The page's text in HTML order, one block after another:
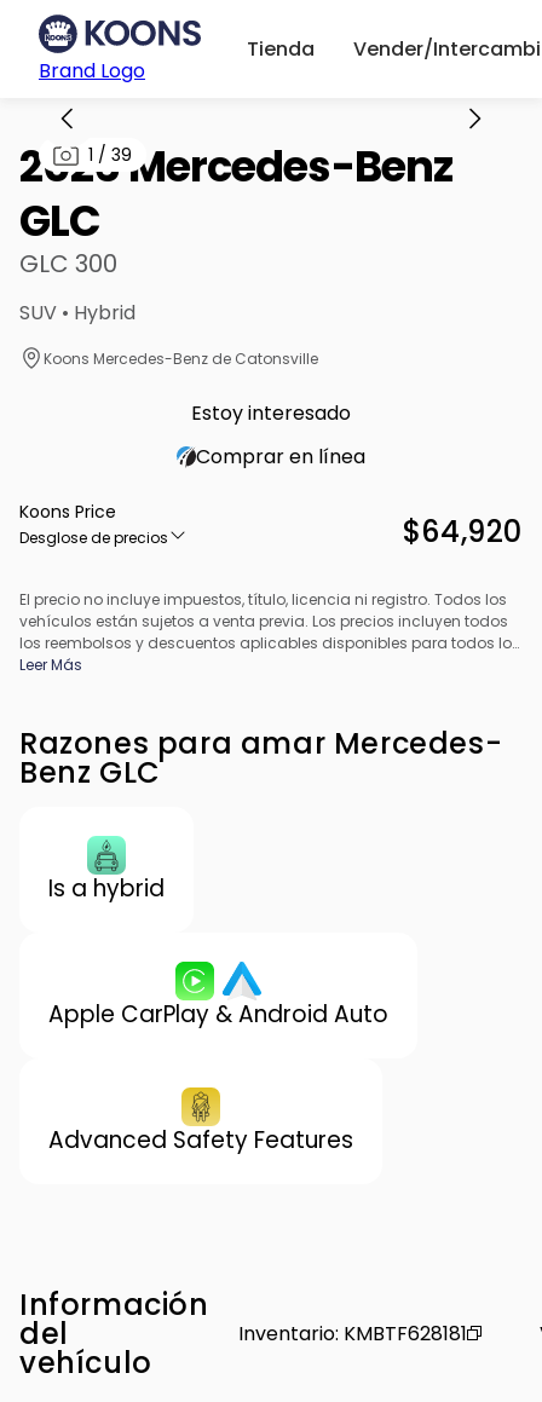
Brand Logo
Tienda Vender/
1 / 39
2026 Mercedes-Benz
GLC
GLC 300
SUV • Hybrid
Koons Mercedes-Benz de Catonsville
Estoy interesado
Comprar en línea
Koons Price
Desglose de precios $64,920
El precio no incluye impuestos, título, licencia ni registro. Todos los
vehículos están sujetos a venta previa. Los precios incluyen todos
los reembolsos y descuentos aplicables disponibles para todos los
consumidores; pueden aplicarse reembolsos adicionales. Es
de procesamiento del concesionario. El precio real del
concesionario puede variar.
Leer Más
Razones para amar Mercedes-
Benz GLC
Is a hybrid
Apple CarPlay & Android Auto
Advanced Safety Features
Información
del
vehículo
Inventario: KMBTF628181